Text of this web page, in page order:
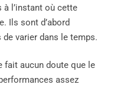
l’instant où cette
Ils sont d’abord
varier dans le temps.
fait aucun doute que le
assez